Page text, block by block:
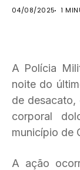
04/08/2025 1
A Polícia
noite do
de desacato,
corporal
município de
A ação